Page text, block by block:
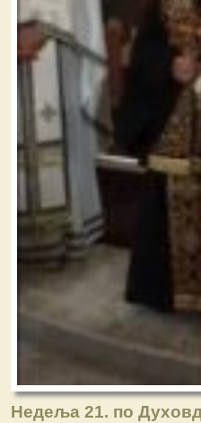
Недеља 21. по